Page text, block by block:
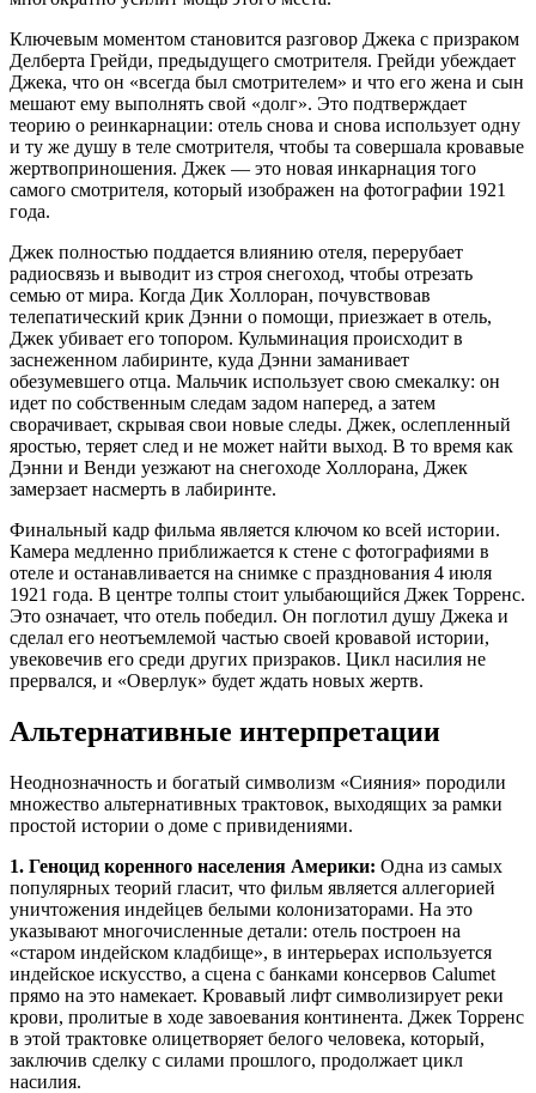
Ключевым моментом становится разговор Джека с призраком
Делберта Грейди, предыдущего смотрителя. Грейди убеждает
Джека, что он «всегда был смотрителем» и что его жена и сын
мешают ему выполнять свой «долг». Это подтверждает
теорию о реинкарнации: отель снова и снова использует одну
и ту же душу в теле смотрителя, чтобы та совершала кровавые
жертвоприношения. Джек — это новая инкарнация того
самого смотрителя, который изображен на фотографии 1921
года.
Джек полностью поддается влиянию отеля, перерубает
радиосвязь и выводит из строя снегоход, чтобы отрезать
семью от мира. Когда Дик Холлоран, почувствовав
телепатический крик Дэнни о помощи, приезжает в отель,
Джек убивает его топором. Кульминация происходит в
заснеженном лабиринте, куда Дэнни заманивает
обезумевшего отца. Мальчик использует свою смекалку: он
идет по собственным следам задом наперед, а затем
сворачивает, скрывая свои новые следы. Джек, ослепленный
яростью, теряет след и не может найти выход. В то время как
Дэнни и Венди уезжают на снегоходе Холлорана, Джек
замерзает насмерть в лабиринте.
Финальный кадр фильма является ключом ко всей истории.
Камера медленно приближается к стене с фотографиями в
отеле и останавливается на снимке с празднования 4 июля
1921 года. В центре толпы стоит улыбающийся Джек Торренс.
Это означает, что отель победил. Он поглотил душу Джека и
сделал его неотъемлемой частью своей кровавой истории,
увековечив его среди других призраков. Цикл насилия не
прервался, и «Оверлук» будет ждать новых жертв.
Альтернативные интерпретации
Неоднозначность и богатый символизм «Сияния» породили
множество альтернативных трактовок, выходящих за рамки
простой истории о доме с привидениями.
1. Геноцид коренного населения Америки: Одна из самых
популярных теорий гласит, что фильм является аллегорией
уничтожения индейцев белыми колонизаторами. На это
указывают многочисленные детали: отель построен на
«старом индейском кладбище», в интерьерах используется
индейское искусство, а сцена с банками консервов Calumet
прямо на это намекает. Кровавый лифт символизирует реки
крови, пролитые в ходе завоевания континента. Джек Торренс
в этой трактовке олицетворяет белого человека, который,
заключив сделку с силами прошлого, продолжает цикл
насилия.